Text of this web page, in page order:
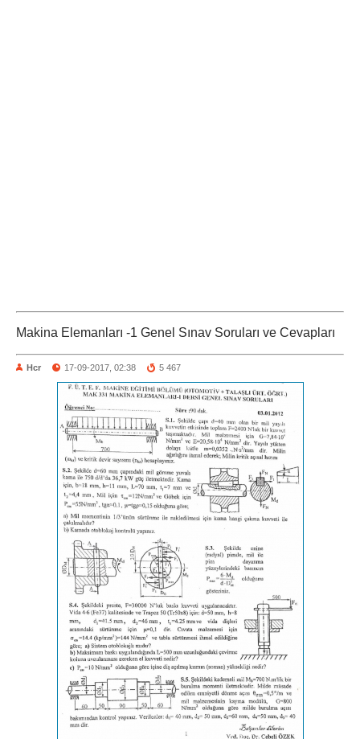
Makina Elemanları -1 Genel Sınav Soruları ve Cevapları
Hcr 17-09-2017, 02:38 5 467